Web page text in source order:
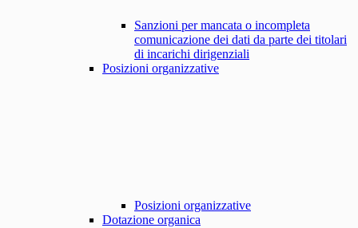
Sanzioni per mancata o incompleta
comunicazione dei dati da parte dei titolari
di incarichi dirigenziali
Posizioni organizzative
Posizioni organizzative
Dotazione organica